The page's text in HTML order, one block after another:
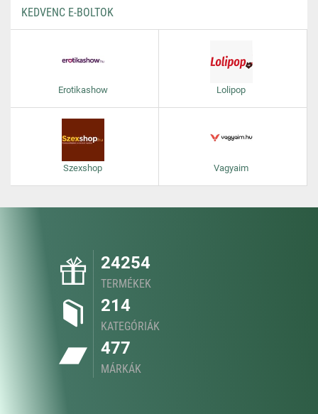
KEDVENC E-BOLTOK
Erotikashow Lolipop
Szexshop Vagyaim
24254
TERMÉKEK
214
KATEGÓRIÁK
477
MÁRKÁK